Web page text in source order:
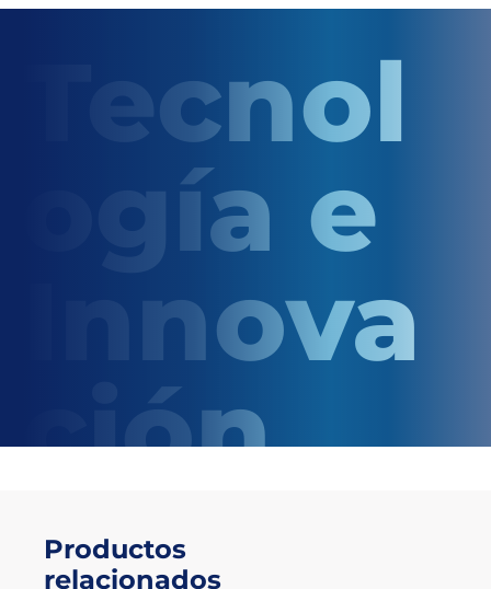
Tecnol
ogía e
Innova
ción
Productos
relacionados